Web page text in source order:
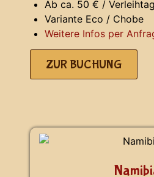
Ab ca. 50 € / Verleihtag
Variante Eco / Chobe
Weitere Infos per
ZUR BUCHUNG